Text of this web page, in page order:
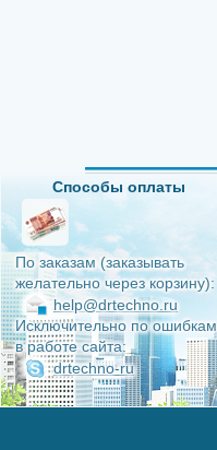
Способы оплаты
По заказам (заказывать
желательно через корзину):
help@drtechno.ru
Исключительно по ошибкам
в работе сайта:
drtechno-ru